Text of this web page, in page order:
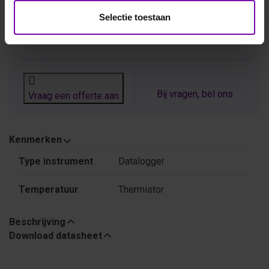
Selectie toestaan
Vraag een offerte aan Bij vragen, bel ons
Kenmerken
Type instrument Datalogger
Temperatuur Thermistor
Beschrijving
Download datasheet